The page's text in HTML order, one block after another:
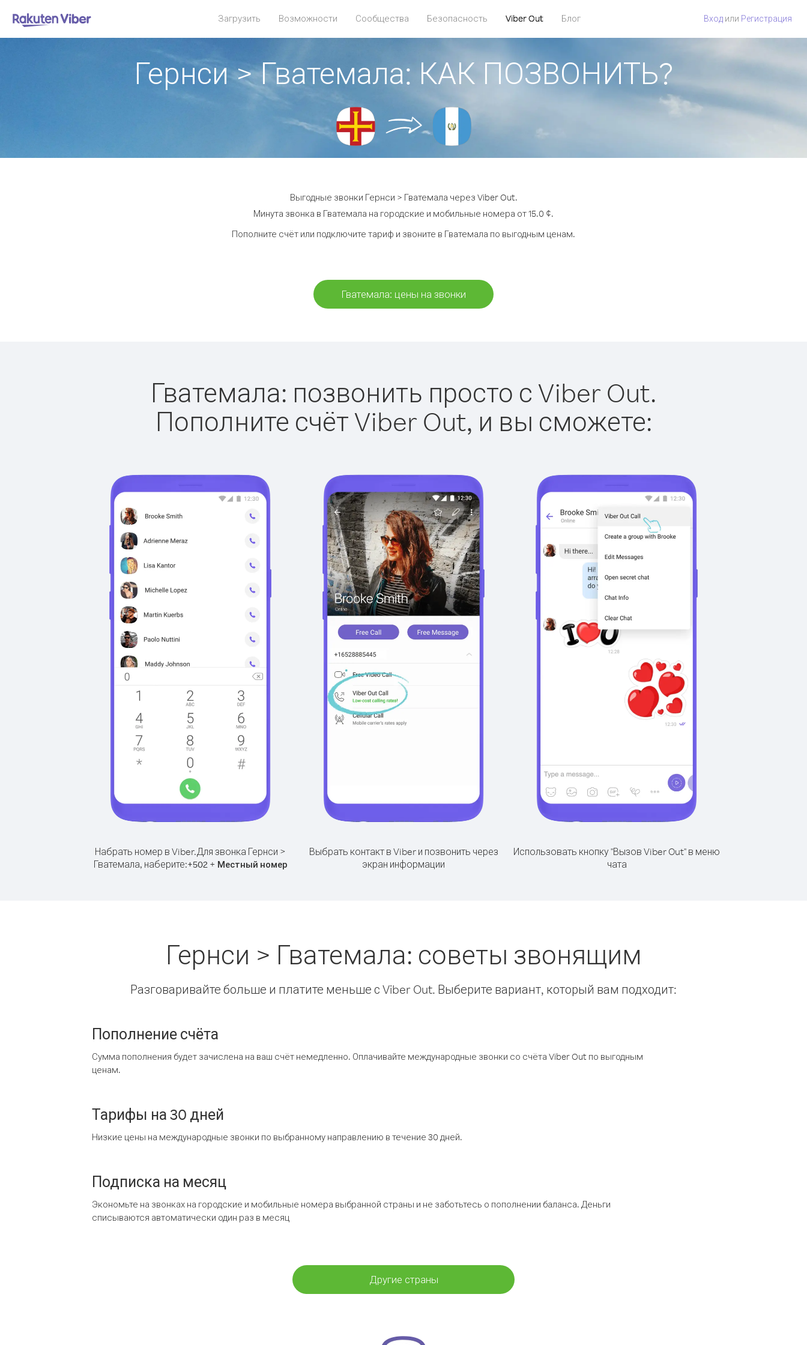
Загрузить Возможности Сообщества Безопасность Viber Out Блог Вход или Регистрация
Гернси > Гватемала: КАК ПОЗВОНИТЬ?
Выгодные звонки Гернси > Гватемала через Viber Out.
Минута звонка в Гватемала на городские и мобильные номера от 15.0 ¢.
Пополните счёт или подключите тариф и звоните в Гватемала по выгодным ценам.
Гватемала: цены на звонки
Гватемала: позвонить просто с Viber Out.
Пополните счёт Viber Out, и вы сможете:
Набрать номер в Viber.Для звонка Гернси >
Гватемала, наберите:+502+ Местный номер
Выбрать контакт в Viber и позвонить через
экран информации
Использовать кнопку "Вызов Viber Out" в меню
чата
Гернси > Гватемала: советы звонящим
Разговаривайте больше и платите меньше с Viber Out. Выберите вариант, который вам подходит:
Пополнение счёта
Сумма пополнения будет зачислена на ваш счёт немедленно. Оплачивайте международные звонки со счёта Viber Out по выгодным
ценам.
Тарифы на 30 дней
Низкие цены на международные звонки по выбранному направлению в течение 30 дней.
Подписка на месяц
Экономьте на звонках на городские и мобильные номера выбранной страны и не заботьтесь о пополнении баланса. Деньги
списываются автоматически один раз в месяц
Другие страны